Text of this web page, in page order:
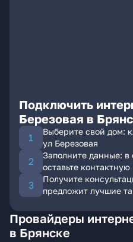
Подключить
Березовая в
Выберите свой дом:
ул Березовая
Заполните данные:
оставьте
Получите
предложит лучшие
Провайдеры
в Брянске